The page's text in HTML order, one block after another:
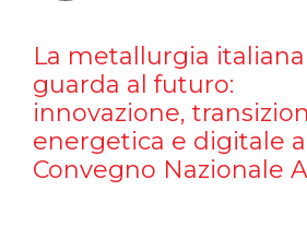
La metallurgia italiana
guarda al futuro:
innovazione,
energetica e digitale al
Convegno Nazionale